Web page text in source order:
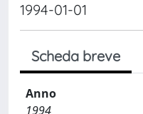
1994-01-01
Scheda breve
Anno
1994